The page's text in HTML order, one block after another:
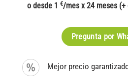
o desde 1 €/mes x 24 meses (+
Pregunta por
Mejor precio